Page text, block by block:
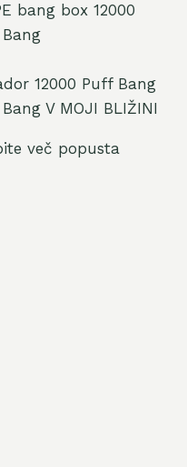
bang box 12000
12000 Puff Bang
V MOJI BLIŽINI
več popusta